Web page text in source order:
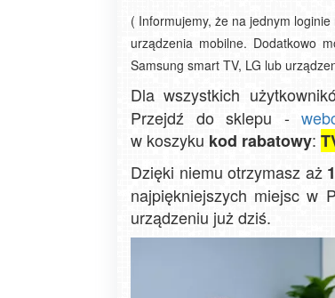
( Informujemy, że na jednym
urządzenia mobilne. Dodatkowo
Samsung smart TV, LG lub
Dla wszystkich
Przejdź do sklepu -
w koszyku kod rabatowy:
Dzięki niemu otrzymasz aż
najpiękniejszych miejsc w
urządzeniu już dziś.